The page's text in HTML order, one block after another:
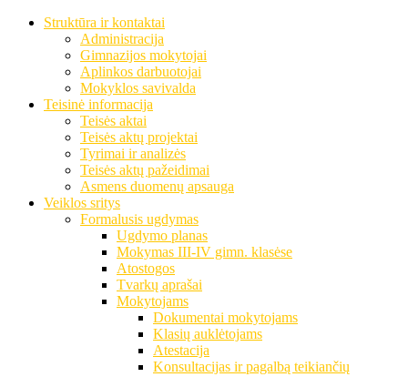
Struktūra ir kontaktai
Administracija
Gimnazijos mokytojai
Aplinkos darbuotojai
Mokyklos savivalda
Teisinė informacija
Teisės aktai
Teisės aktų projektai
Tyrimai ir analizės
Teisės aktų pažeidimai
Asmens duomenų apsauga
Veiklos sritys
Formalusis ugdymas
Ugdymo planas
Mokymas III-IV gimn. klasėse
Atostogos
Tvarkų aprašai
Mokytojams
Dokumentai mokytojams
Klasių auklėtojams
Atestacija
Konsultacijas ir pagalbą teikiančių